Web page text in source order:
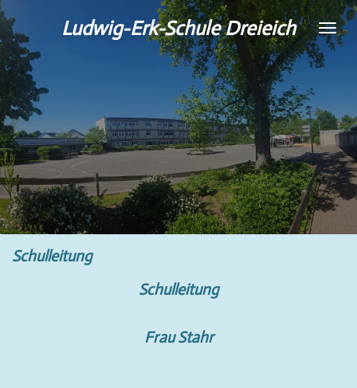
Zum
Hauptinhalt
springen
Ludwig-Erk-Schule Dreieich
Schulleitung
Schulleitung
Frau Stahr